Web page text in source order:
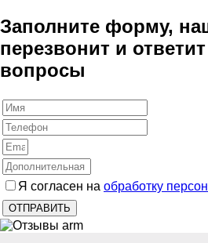
Заполните форму,
перезвонит и
вопросы
Я согласен на обработку